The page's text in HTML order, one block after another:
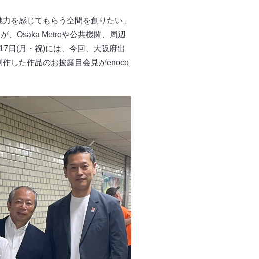
を感じてもらう空間を創りたい」
、Osaka Metroや公共機関、周辺
日(月・祝)には、今回、大阪府出
した作品のお披露目会見がenoco